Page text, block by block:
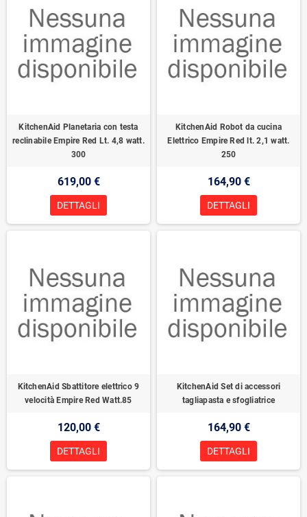
KitchenAid Planetaria con testa
reclinabile Empire Red Lt. 4,8 watt.
300
619,00 €
DETTAGLI
KitchenAid Robot da cucina
Elettrico Empire Red lt. 2,1 watt.
250
164,90 €
DETTAGLI
KitchenAid Sbattitore elettrico 9
velocità Empire Red Watt.85
120,00 €
DETTAGLI
KitchenAid Set di accessori
tagliapasta e sfogliatrice
164,90 €
DETTAGLI